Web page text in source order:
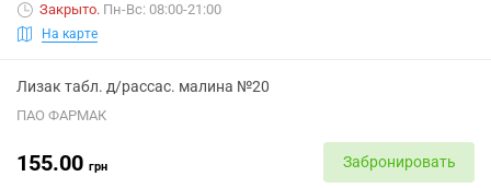
Закрыто. Пн-Вс: 08:00-21:00
На карте
Лизак табл. д/рассас. малина №20
ПАО ФАРМАК
155.00 грн Забронировать